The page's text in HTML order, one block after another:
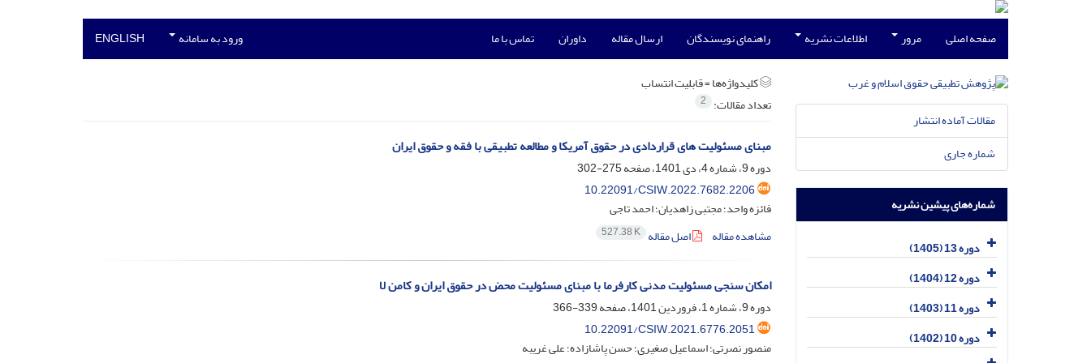
صفحه اصلی مرور اطلاعات نشریه راهنمای نویسندگان ارسال مقاله داوران تماس با ما ورود به سامانه ENGLISH
کلیدواژه‌ها =قابلیت انتساب
تعداد مقالات: 2
مبنای مسئولیت های قراردادی در حقوق آمریکا و مطالعه تطبیقی با فقه و حقوق ایران
دوره 9، شماره 4، دی 1401، صفحه
275-302
10.22091/CSIW.2022.7682.2206
فائزه واحد؛ مجتبی زاهدیان؛ احمد تاجی
مشاهده مقاله
اصل مقاله 527.38 K
امکان سنجی مسئولیت مدنی کارفرما با مبنای مسئولیت محض در حقوق ایران و کامن لا
دوره 9، شماره 1، فروردین 1401، صفحه
339-366
10.22091/CSIW.2021.6776.2051
منصور نصرتی؛ اسماعیل صغیری؛ حسن پاشازاده؛ علی غریبه
مقالات آماده انتشار
شماره جاری
شماره‌های پیشین نشریه
دوره 13 (1405)
دوره 12 (1404)
دوره 11 (1403)
دوره 10 (1402)